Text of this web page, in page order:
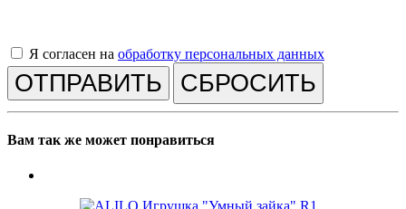
Я согласен на обработку персональных данных
СБРОСИТЬ
Вам так же может понравиться